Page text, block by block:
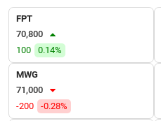
FPT
70,800
100
0.14%
MWG
71,000
-200
-0.28%
VỤ
TRUYỀN
THÔNG
TIỆN